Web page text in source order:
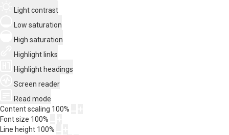
Light contrast
Low saturation
High saturation
Highlight links
Highlight headings
Screen reader
Read mode
Content scaling 100%
Font size 100%
Line height 100%